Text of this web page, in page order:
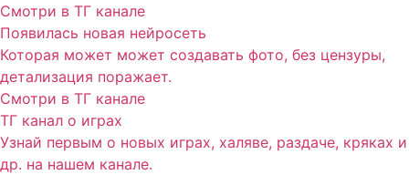
Смотри в ТГ канале
Появилась новая нейросеть
Которая может может создавать фото, без цензуры,
детализация поражает.
Смотри в ТГ канале
ТГ канал о играх
Узнай первым о новых играх, халяве, раздаче, кряках и
др. на нашем канале.